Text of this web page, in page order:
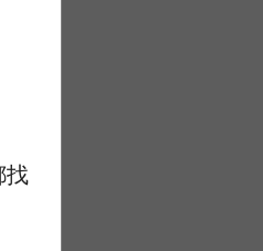
找